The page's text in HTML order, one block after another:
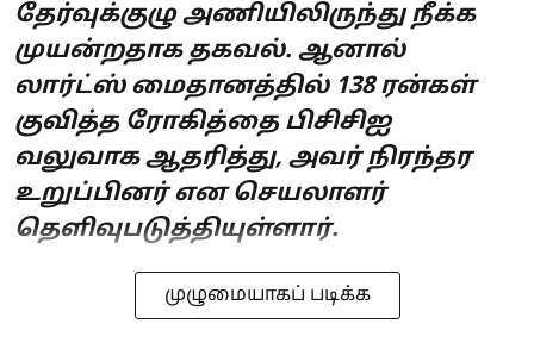
தேர்வுக்குழு அணியிலிருந்து நீக்க
முயன்றதாக தகவல். ஆனால்
லார்ட்ஸ் மைதானத்தில் 138 ரன்கள்
குவித்த ரோகித்தை பிசிசிஐ
வலுவாக ஆதரித்து, அவர் நிரந்தர
உறுப்பினர் என செயலாளர்
தெளிவுபடுத்தியுள்ளார்.
முழுமையாகப் படிக்க